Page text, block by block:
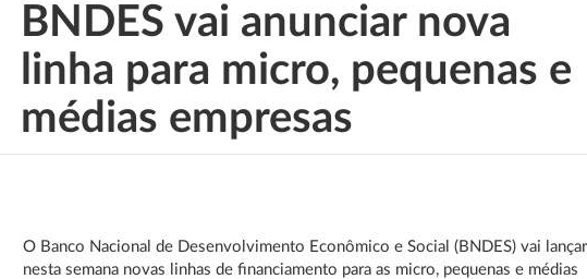
BNDES vai anunciar nova
linha para micro, pequenas e
médias empresas
O Banco Nacional de Desenvolvimento Econômico e Social (BNDES) vai lançar
nesta semana novas linhas de financiamento para as micro, pequenas e médias